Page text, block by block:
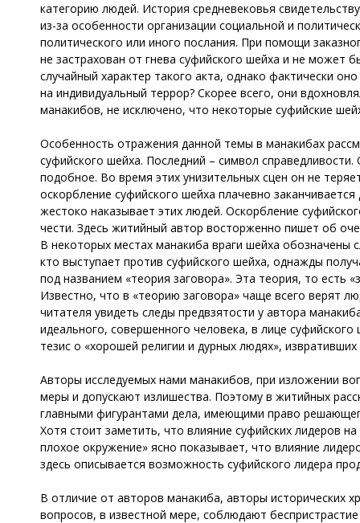
категорию людей. История средневековья
из-за особенности организации социальной и
политического или иного послания. При помощи
не застрахован от гнева суфийского шейха и не может
случайный характер такого акта, однако фактически
на индивидуальный террор? Скорее всего, они
манакибов, не исключено, что некоторые суфийские
Особенность отражения данной темы в манакибах
суфийского шейха. Последний – символ
подобное. Во время этих унизительных сцен он не
оскорбление суфийского шейха плачевно
жестоко наказывает этих людей. Оскорбление
чести. Здесь житийный автор восторженно пишет об
В некоторых местах манакиба враги шейха обозначены
кто выступает против суфийского шейха, однажды
под названием «теория заговора». Эта теория, то есть
Известно, что в «теорию заговора» чаще всего верят
читателя увидеть следы предвзятости у автора
идеального, совершенного человека, в лице
тезис о «хорошей религии и дурных людях», извративших
Авторы исследуемых нами манакибов, при изложении
меры и допускают излишества. Поэтому в житийных
главными фигурантами дела, имеющими право
Хотя стоит заметить, что влияние суфийских лидеров
плохое окружение» ясно показывает, что влияние
здесь описывается возможность суфийского лидера
В отличие от авторов манакиба, авторы исторических
вопросов, в известной мере, соблюдают